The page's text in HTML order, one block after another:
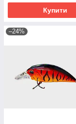
Купити
–24%